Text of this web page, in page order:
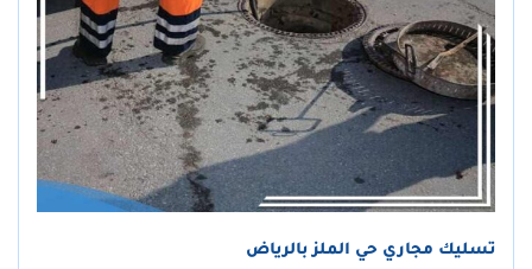
تسليك مجاري حي الملز بالرياض